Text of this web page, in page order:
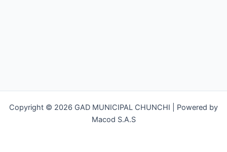
Copyright © 2026 GAD MUNICIPAL CHUNCHI | Powered by
Macod S.A.S